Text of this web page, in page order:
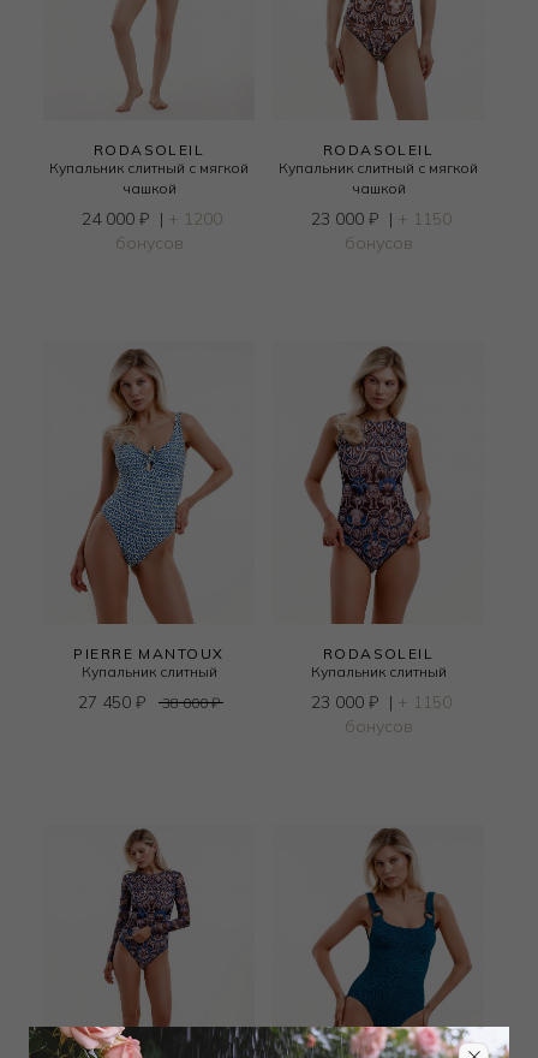
RODASOLEIL
Купальник слитный с мягкой
чашкой
24 000 ₽ | + 1200
бонусов
RODASOLEIL
Купальник слитный с мягкой
чашкой
23 000 ₽ | + 1150
бонусов
PIERRE MANTOUX
Купальник слитный
27 450 ₽ 38 000₽
RODASOLEIL
Купальник слитный
23 000 ₽ | + 1150
бонусов